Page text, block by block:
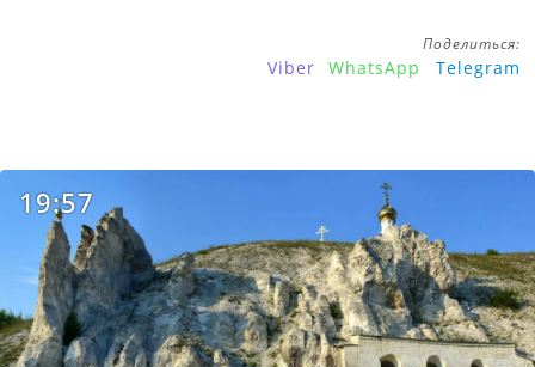
Поделиться:
Viber WhatsApp Telegram
19:57